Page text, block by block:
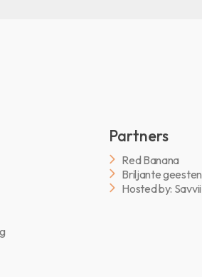
Partners
Red Banana
Briljante geesten
Hosted by: Savvii